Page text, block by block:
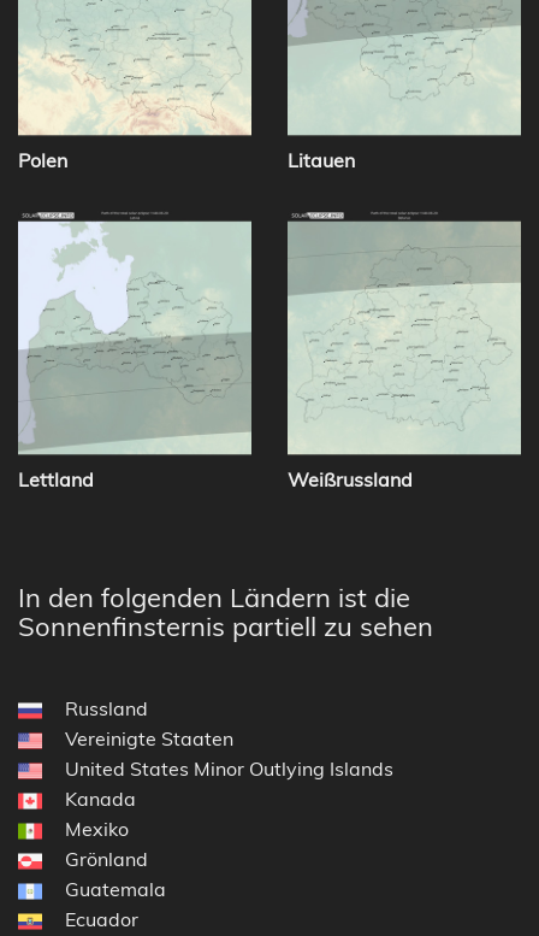
Polen Litauen
Lettland Weißrussland
In den folgenden Ländern ist die
Sonnenfinsternis partiell zu sehen
Russland
Vereinigte Staaten
United States Minor Outlying Islands
Kanada
Mexiko
Grönland
Guatemala
Ecuador